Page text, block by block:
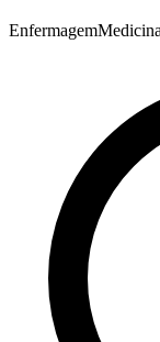
Enfermagem